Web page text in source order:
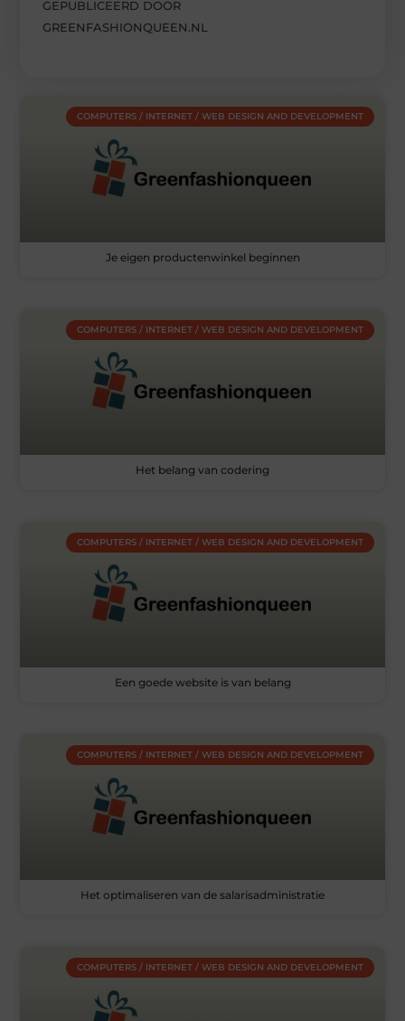
GEPUBLICEERD DOOR
GREENFASHIONQUEEN.NL
COMPUTERS / INTERNET / WEB DESIGN AND DEVELOPMENT
Je eigen productenwinkel beginnen
COMPUTERS / INTERNET / WEB DESIGN AND DEVELOPMENT
Het belang van codering
COMPUTERS / INTERNET / WEB DESIGN AND DEVELOPMENT
Een goede website is van belang
COMPUTERS / INTERNET / WEB DESIGN AND DEVELOPMENT
Het optimaliseren van de salarisadministratie
COMPUTERS / INTERNET / WEB DESIGN AND DEVELOPMENT